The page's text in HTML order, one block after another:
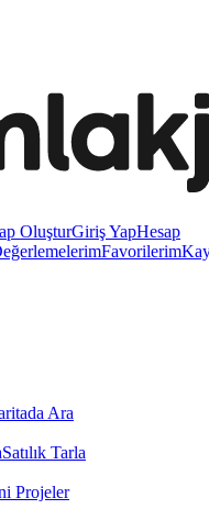
OluşturGiriş YapHesap
Favorilerim
Ara
Satılık Tarla
Projeler